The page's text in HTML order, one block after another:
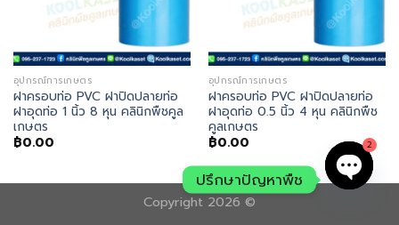
อุปกรณ์การเกษตร
ฝาครอบท่อ PVC ฝาปิดปลายท่อ
ฝาอุดท่อ 1 นิ้ว 8 หุน คลินิกพืชคูล
เกษตร
฿0.00
อุปกรณ์การเกษตร
ฝาครอบท่อ PVC ฝาปิดปลายท่อ
ฝาอุดท่อ 0.5 นิ้ว 4 หุน คลินิกพืช
คูลเกษตร
฿0.00
Copyright 2026 ©
ปรึกษาปัญหาพืช
2